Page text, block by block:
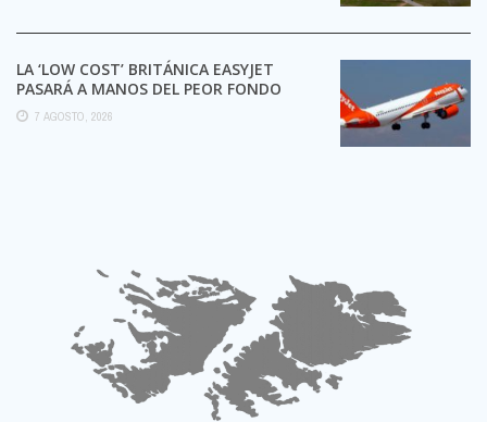
LA ‘LOW COST’ BRITÁNICA EASYJET
PASARÁ A MANOS DEL PEOR FONDO
POSIBLE:
7 AGOSTO, 2026